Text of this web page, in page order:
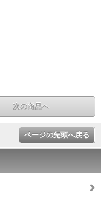
次の商品へ
ページの先頭へ戻る